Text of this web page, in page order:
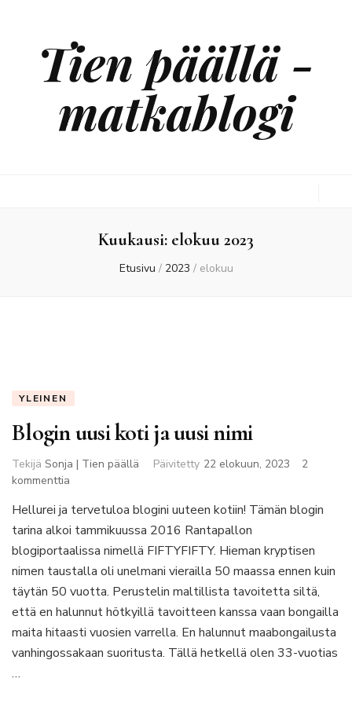
Tien päällä -
matkablogi
Kuukausi: elokuu 2023
Etusivu / 2023 / elokuu
YLEINEN
Blogin uusi koti ja uusi nimi
Tekijä Sonja | Tien päällä Päivitetty 22 elokuun, 2023
2
kommenttia
uusi
koti
ja
nimi
Hellurei ja tervetuloa blogini uuteen kotiin! Tämän blogin
tarina alkoi tammikuussa 2016 Rantapallon
blogiportaalissa nimellä FIFTYFIFTY. Hieman kryptisen
nimen taustalla oli unelmani vierailla 50 maassa ennen kuin
täytän 50 vuotta. Perustelin maltillista tavoitetta siltä,
että en halunnut hötkyillä tavoitteen kanssa vaan bongailla
maita hitaasti vuosien varrella. En halunnut maabongailusta
vanhingossakaan suoritusta. Tällä hetkellä olen 33-vuotias
…